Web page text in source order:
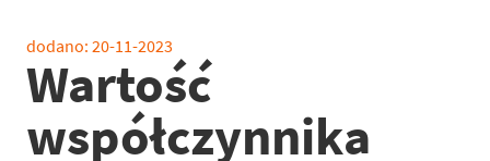
dodano: 20-11-2023
Wartość
współczynnika